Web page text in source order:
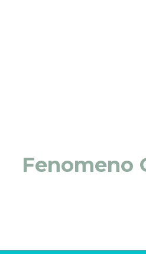
Fenomeno